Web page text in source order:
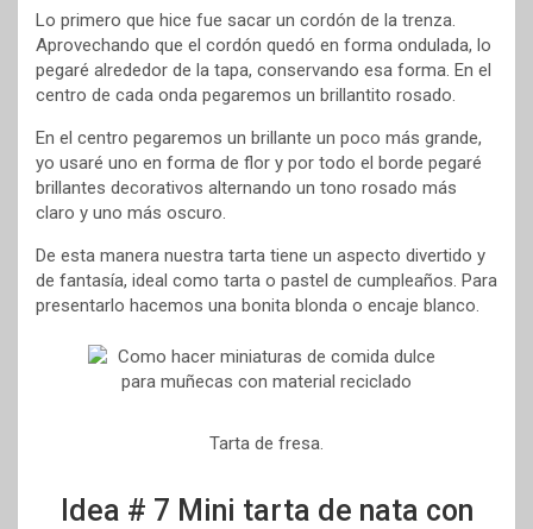
Lo primero que hice fue sacar un cordón de la trenza.
Aprovechando que el cordón quedó en forma ondulada, lo
pegaré alrededor de la tapa, conservando esa forma. En el
centro de cada onda pegaremos un brillantito rosado.
En el centro pegaremos un brillante un poco más grande,
yo usaré uno en forma de flor y por todo el borde pegaré
brillantes decorativos alternando un tono rosado más
claro y uno más oscuro.
De esta manera nuestra tarta tiene un aspecto divertido y
de fantasía, ideal como tarta o pastel de cumpleaños. Para
presentarlo hacemos una bonita blonda o encaje blanco.
Tarta de fresa.
Idea # 7 Mini tarta de nata con